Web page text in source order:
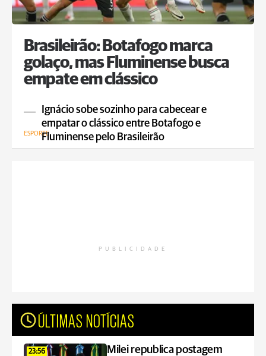
Brasileirão: Botafogo marca
golaço, mas Fluminense busca
empate em clássico
Ignácio sobe sozinho para cabecear e
empatar o clássico entre Botafogo e
Fluminense pelo Brasileirão
ESPORTE
PUBLICIDADE
ÚLTIMAS NOTÍCIAS
23:56
Milei republica postagem